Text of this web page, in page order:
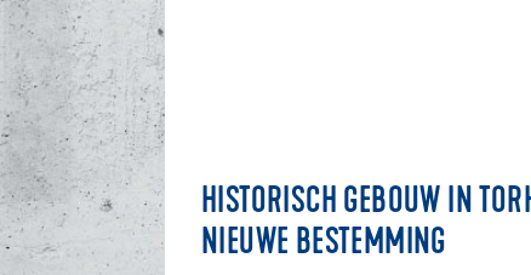
HISTORISCH GEBOUW IN
NIEUWE BESTEMMING